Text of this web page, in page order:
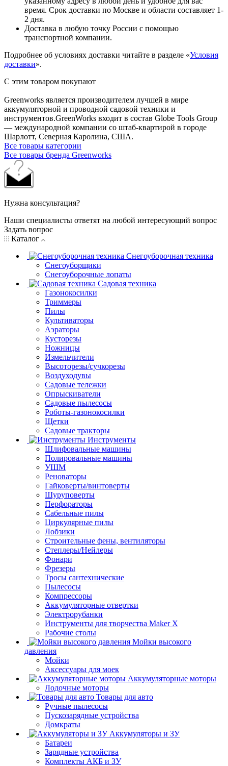
время. Срок доставки по Москве и области составляет 1-
2 дня.
Доставка в любую точку России с помощью
транспортной компании.
Подробнее об условиях доставки читайте в разделе «Условия
доставки».
С этим товаром покупают
Greenworks является производителем лучшей в мире
аккумуляторной и проводной садовой техники и
инструментов.GreenWorks входит в состав Globe Tools Group
— международной компании со штаб-квартирой в городе
Шарлотт, Северная Каролина, США.
Все товары категории
Все товары бренда Greenworks
Нужна консультация?
Наши специалисты ответят на любой интересующий вопрос
Задать вопрос
Каталог
Снегоуборочная техника
Снегоуборщики
Снегоуборочные лопаты
Садовая техника
Газонокосилки
Триммеры
Пилы
Культиваторы
Аэраторы
Кусторезы
Ножницы
Измельчители
Высоторезы/сучкорезы
Воздуходувы
Садовые тележки
Опрыскиватели
Садовые пылесосы
Роботы-газонокосилки
Щетки
Садовые тракторы
Инструменты
Шлифовальные машины
Полировальные машины
УШМ
Реноваторы
Гайковерты/винтоверты
Шуруповерты
Перфораторы
Сабельные пилы
Циркулярные пилы
Лобзики
Строительные фены, вентиляторы
Степлеры/Нейлеры
Фонари
Фрезеры
Тросы сантехнические
Пылесосы
Компрессоры
Аккумуляторные отвертки
Электрорубанки
Инструменты для творчества Maker X
Рабочие столы
Мойки высокого
давления
Мойки
Аксессуары для моек
Аккумуляторные моторы
Лодочные моторы
Товары для авто
Ручные пылесосы
Пускозарядные устройства
Домкраты
Аккумуляторы и ЗУ
Батареи
Зарядные устройства
Комплекты АКБ и ЗУ